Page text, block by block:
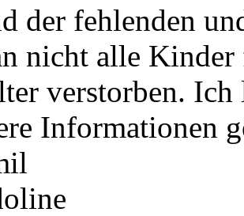
der fehlenden
nicht alle
verstorben.
Informationen